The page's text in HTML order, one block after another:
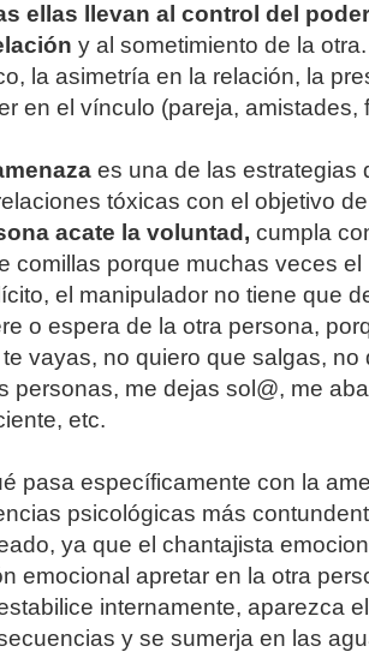
ellas llevan al control del
y al sometimiento de la
la asimetría en la relación, la
en el vínculo (pareja, amistades,
es una de las estrategias
tóxicas con el objetivo
acate la voluntad, cumpla
comillas porque muchas veces
el manipulador no tiene que
o espera de la otra persona,
vayas, no quiero que salgas,
personas, me dejas sol@, me
etc.
pasa específicamente con la
psicológicas más
ya que el chantajista
emocional apretar en la otra
internamente, aparezca
y se sumerja en las